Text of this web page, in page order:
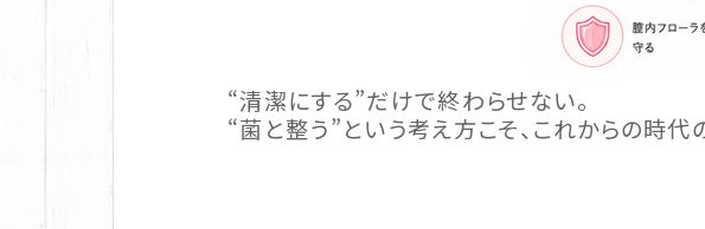
“清潔にする”だけで終わらせない。
“菌と整う”という考え方こそ、これからの時代